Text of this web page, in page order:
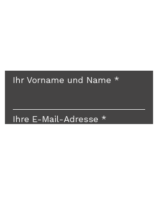
Ihr Vorname und Name
Ihre E-Mail-Adresse